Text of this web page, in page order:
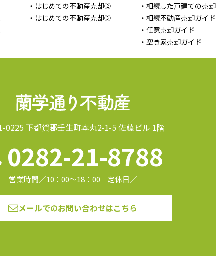
・はじめての不動産売却②
・はじめての不動産売却③
・相続した戸建ての売却
・相続不動産売却ガイド
・任意売却ガイド
・空き家売却ガイド
0225 下都賀郡壬生町本丸2-1-5 佐藤ビル 1階
0282-21-8788
営業時間／10：00～18：00 定休日／
メールでのお問い合わせはこちら